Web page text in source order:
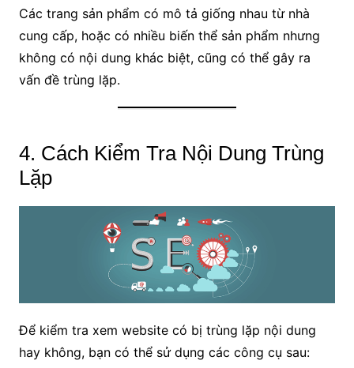
Các trang sản phẩm có mô tả giống nhau từ nhà
cung cấp, hoặc có nhiều biến thể sản phẩm nhưng
không có nội dung khác biệt, cũng có thể gây ra
vấn đề trùng lặp.
4. Cách Kiểm Tra Nội Dung Trùng
Lặp
Để kiểm tra xem website có bị trùng lặp nội dung
hay không, bạn có thể sử dụng các công cụ sau: